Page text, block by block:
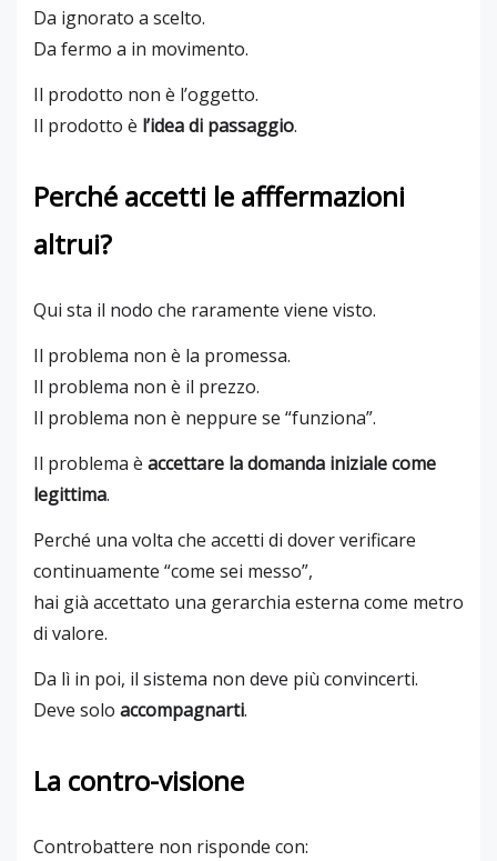
Da ignorato a scelto.
Da fermo a in movimento.
Il prodotto non è l’oggetto.
Il prodotto è l’idea di passaggio.
Perché accetti le afffermazioni
altrui?
Qui sta il nodo che raramente viene visto.
Il problema non è la promessa.
Il problema non è il prezzo.
Il problema non è neppure se “funziona”.
Il problema è accettare la domanda iniziale come
legittima.
Perché una volta che accetti di dover verificare
continuamente “come sei messo”,
hai già accettato una gerarchia esterna come metro
di valore.
Da lì in poi, il sistema non deve più convincerti.
Deve solo accompagnarti.
La contro-visione
Controbattere non risponde con: